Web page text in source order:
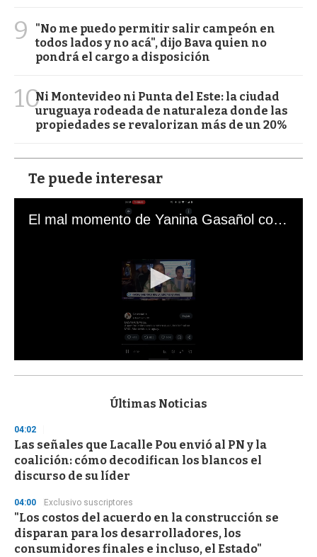
9
"No me puedo permitir salir campeón en
todos lados y no acá", dijo Bava quien no
pondrá el cargo a disposición
10Ni Montevideo ni Punta del Este: la ciudad
uruguaya rodeada de naturaleza donde las
propiedades se revalorizan más de un 20%
Te puede interesar
El mal momento de Yanina Gasañol con un hincha argentino en "Subrayado"
s
d
s
o
f
3
s
e
o
n
Últimas Noticias
04:02
Las señales que Lacalle Pou envió al PN y la
coalición: cómo decodifican los blancos el
discurso de su líder
04:00 Exclusivo suscriptores
"Los costos del acuerdo en la construcción se
disparan para los desarrolladores, los
consumidores finales e incluso, el Estado"